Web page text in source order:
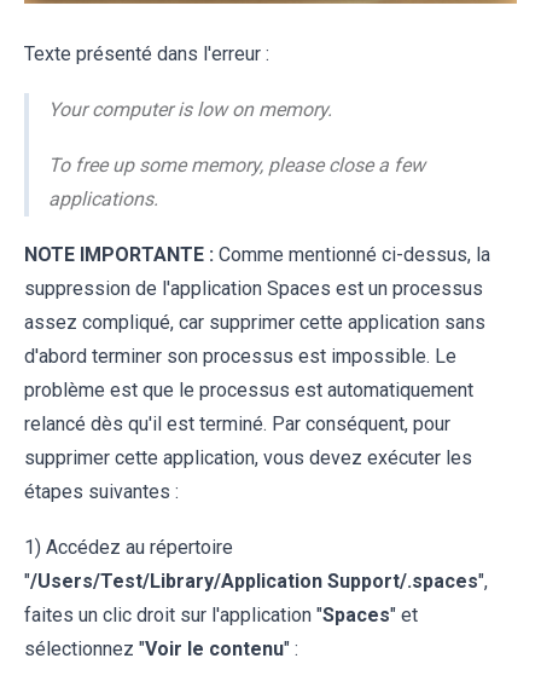
Texte présenté dans l'erreur :
Your computer is low on memory.
To free up some memory, please close a few
applications.
NOTE IMPORTANTE : Comme mentionné ci-dessus, la
suppression de l'application Spaces est un processus
assez compliqué, car supprimer cette application sans
d'abord terminer son processus est impossible. Le
problème est que le processus est automatiquement
relancé dès qu'il est terminé. Par conséquent, pour
supprimer cette application, vous devez exécuter les
étapes suivantes :
1) Accédez au répertoire
"/Users/Test/Library/Application Support/.spaces",
faites un clic droit sur l'application "Spaces" et
sélectionnez "Voir le contenu" :